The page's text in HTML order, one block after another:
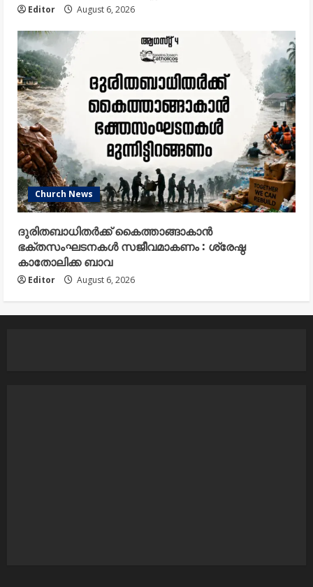
Editor August 6, 2026
Church News
ദുരിതബാധിതർക്ക് കൈത്താങ്ങാകാൻ
ഭക്തസംഘടനകൾ സജീവമാകണം : ശ്രേഷ്ഠ
കാതോലിക്ക ബാവ
Editor August 6, 2026